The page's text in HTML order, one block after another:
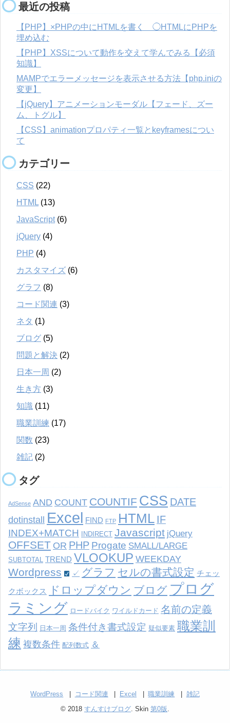
最近の投稿
【PHP】×PHPの中にHTMLを書く ◯HTMLにPHPを
埋め込む
【PHP】XSSについて動作を交えて学んでみる【必須
知識】
MAMPでエラーメッセージを表示させる方法【php.iniの
変更】
【jQuery】アニメーションモーダル【フェード、ズー
ム、トグル】
【CSS】animationプロパティ一覧とkeyframesについ
て
カテゴリー
CSS (22)
HTML (13)
JavaScript(6)
jQuery (4)
PHP (4)
カスタマイズ (6)
グラフ (8)
コード関連 (3)
ネタ (1)
ブログ (5)
問題と解決 (2)
日本一周 (2)
生き方 (3)
知識 (11)
職業訓練 (17)
関数 (23)
雑記 (2)
タグ
AdSense AND COUNT COUNTIF CSS DATE
dotinstall Excel FIND FTP HTML IF
INDEX+MATCH INDIRECT Javascript jQuery
OFFSET OR PHP Progate SMALL/LARGE
SUBTOTAL TREND VLOOKUP WEEKDAY
Wordpress ✓ グラフ セルの書式設定 チェッ
クボックス ドロップダウン ブログ プログ
ラミング ロードバイク ワイルドカード 名前の定義
文字列 日本一周 条件付き書式設定 疑似要素 職業訓
練 複数条件 配列数式 ＆
WordPress コード関連 Excel 職業訓練
雑記
© 2018 すんすけブログ. Skin 第0版.